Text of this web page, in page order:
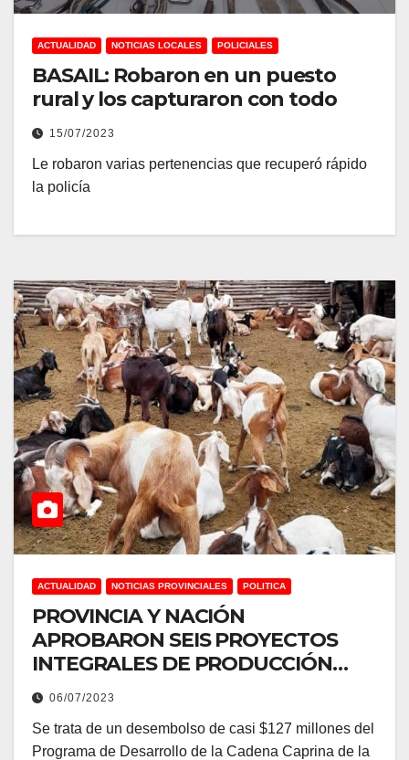
ACTUALIDAD NOTICIAS LOCALES POLICIALES
BASAIL: Robaron en un puesto
rural y los capturaron con todo
15/07/2023
Le robaron varias pertenencias que recuperó rápido
la policía
ACTUALIDAD NOTICIAS PROVINCIALES POLITICA
PROVINCIA Y NACIÓN
APROBARON SEIS PROYECTOS
INTEGRALES DE PRODUCCIÓN
CAPRINA QUE BENEFICIARÁN A
144 FAMILIAS RURALES
06/07/2023
Se trata de un desembolso de casi $127 millones del
Programa de Desarrollo de la Cadena Caprina de la